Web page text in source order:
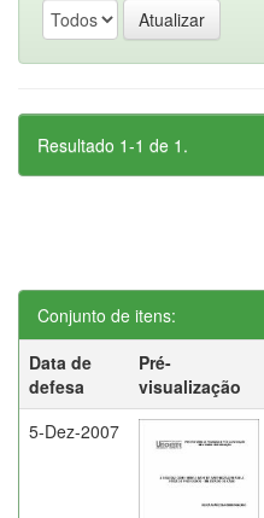
Resultado 1-1 de 1.
Conjunto de itens:
Data de
defesa
Pré-
visualização
5-Dez-2007